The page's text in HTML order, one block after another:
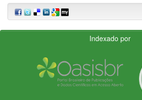
Indexado por